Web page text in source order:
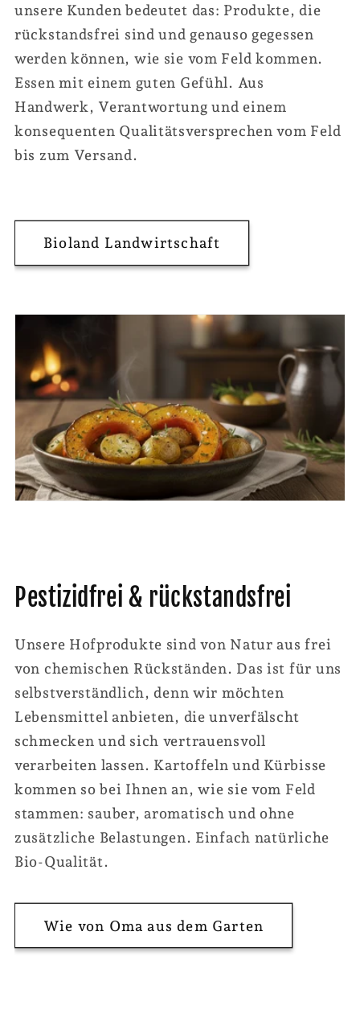
unsere Kunden bedeutet das: Produkte, die
rückstandsfrei sind und genauso gegessen
werden können, wie sie vom Feld kommen.
Essen mit einem guten Gefühl. Aus
Handwerk, Verantwortung und einem
konsequenten Qualitätsversprechen vom Feld
bis zum Versand.
Bioland Landwirtschaft
Pestizidfrei & rückstandsfrei
Unsere Hofprodukte sind von Natur aus frei
von chemischen Rückständen. Das ist für uns
selbstverständlich, denn wir möchten
Lebensmittel anbieten, die unverfälscht
schmecken und sich vertrauensvoll
verarbeiten lassen. Kartoffeln und Kürbisse
kommen so bei Ihnen an, wie sie vom Feld
stammen: sauber, aromatisch und ohne
zusätzliche Belastungen. Einfach natürliche
Bio-Qualität.
Wie von Oma aus dem Garten